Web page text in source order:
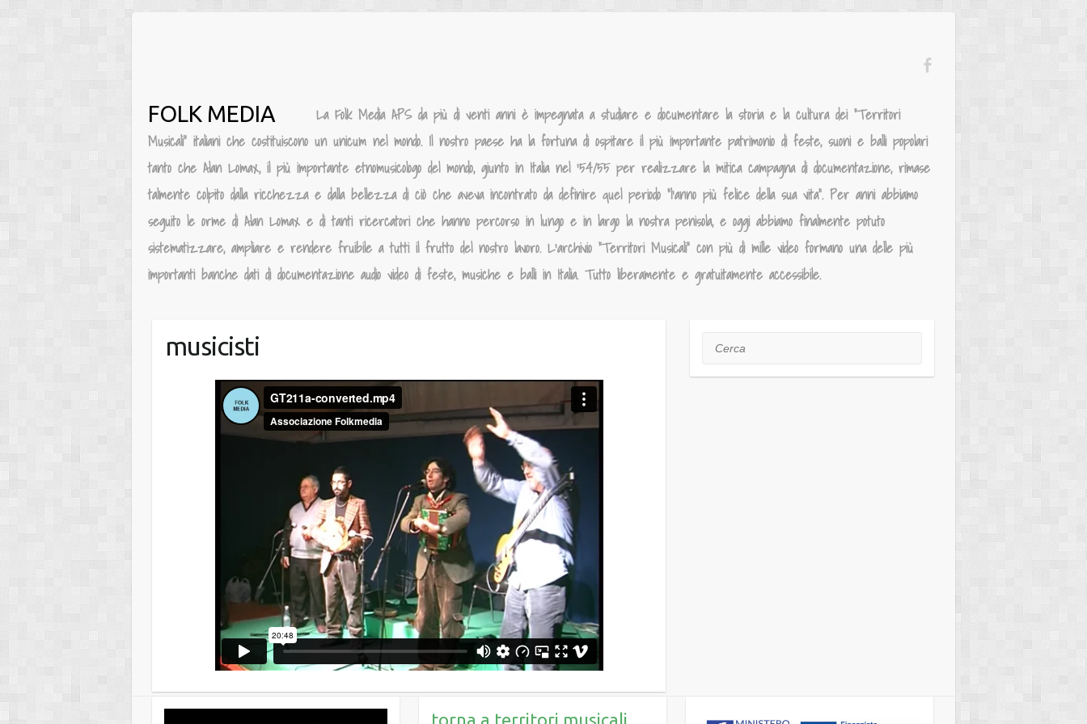
Salta
FOLK MEDIA
La Folk Media APS da più di venti anni è impegnata a studiare e documentare la storia e la cultura dei “Territori
Musicali” italiani che costituiscono un unicum nel mondo. Il nostro paese ha la fortuna di ospitare il più importante patrimonio di feste, suoni e balli popolari
tanto che Alan Lomax, il più importante etnomusicologo del mondo, giunto in Italia nel ‘54/55 per realizzare la mitica campagna di documentazione, rimase
talmente colpito dalla ricchezza e dalla bellezza di ciò che aveva incontrato da definire quel periodo “l’anno più felice della sua vita”. Per anni abbiamo
seguito le orme di Alan Lomax e di tanti ricercatori che hanno percorso in lungo e in largo la nostra penisola, e oggi abbiamo finalmente potuto
sistematizzare, ampliare e rendere fruibile a tutti il frutto del nostro lavoro. L’archivio “Territori Musicali” con più di mille video formano una delle più
importanti banche dati di documentazione audio video di feste, musiche e balli in Italia. Tutto liberamente e gratuitamente accessibile.
musicisti Cerca
torna a territori musicali